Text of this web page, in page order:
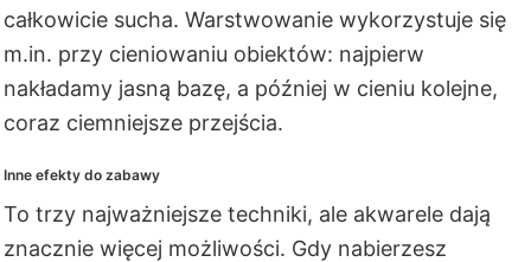
całkowicie sucha. Warstwowanie wykorzystuje się
m.in. przy cieniowaniu obiektów: najpierw
nakładamy jasną bazę, a później w cieniu kolejne,
coraz ciemniejsze przejścia.
Inne efekty do zabawy
To trzy najważniejsze techniki, ale akwarele dają
znacznie więcej możliwości. Gdy nabierzesz